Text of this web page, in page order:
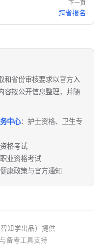
下一页
跨省报名
和省份审核要求以官方入
容按公开信息整理，并随
中心：护士资格、卫生专
格考试
业资格考试
康政策与官方通知
智知学出品）提供
备考工具支持